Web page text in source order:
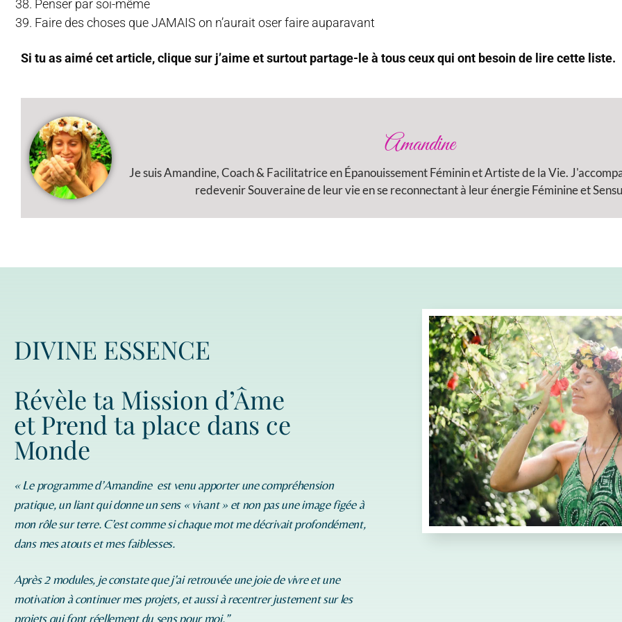
Penser par soi-même
Faire des choses que JAMAIS on n’aurait oser faire auparavant
Si tu as aimé cet article, clique sur j’aime et surtout partage-le à tous ceux qui ont besoin de lire cette liste.
Amandine
Je suis Amandine, Coach & Facilitatrice en Épanouissement Féminin et Artiste de la Vie.
redevenir Souveraine de leur vie en se reconnectant à leur énergie Féminine et
DIVINE ESSENCE
Révèle ta Mission d’Âme
et Prend ta place dans ce
Monde
« Le programme d’Amandineest venu apporter une compréhension
pratique, un liant qui donne un sens « vivant » et non pas une image figée à
mon rôle sur terre. C’est comme si chaque mot me décrivait profondément,
dans mes atouts et mes faiblesses.
Après 2 modules, je constate que j’ai retrouvée une joie de vivre et une
motivation à continuer mes projets, et aussi à recentrer justement sur les
projets qui font réellement du sens pour moi.”